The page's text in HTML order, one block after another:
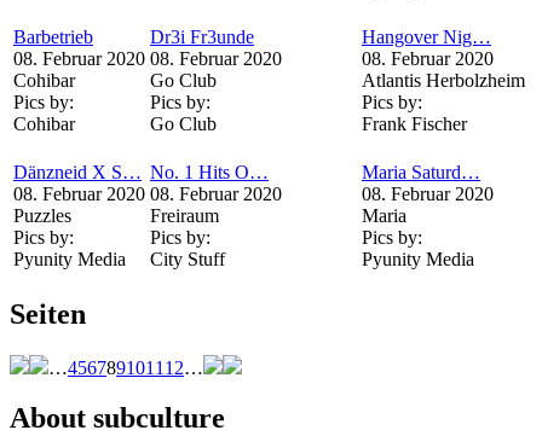
Barbetrieb
08. Februar 2020
Cohibar
Pics by:
Cohibar
Dr3i Fr3unde
08. Februar 2020
Go Club
Pics by:
Go Club
Hangover Nig…
08. Februar 2020
Atlantis Herbolzheim
Pics by:
Frank Fischer
Dänzneid X S…
08. Februar 2020
Puzzles
Pics by:
Pyunity Media
No. 1 Hits O…
08. Februar 2020
Freiraum
Pics by:
City Stuff
Maria Saturd…
08. Februar 2020
Maria
Pics by:
Pyunity Media
Seiten
…4567891011 12…
About subculture